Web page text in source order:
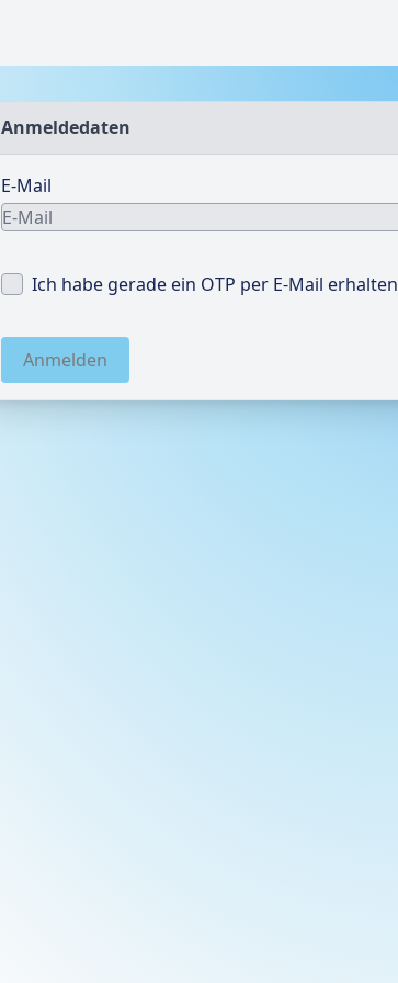
Anmeldedaten
E-Mail
Ich habe gerade ein OTP per E-Mail erhalten
Anmelden